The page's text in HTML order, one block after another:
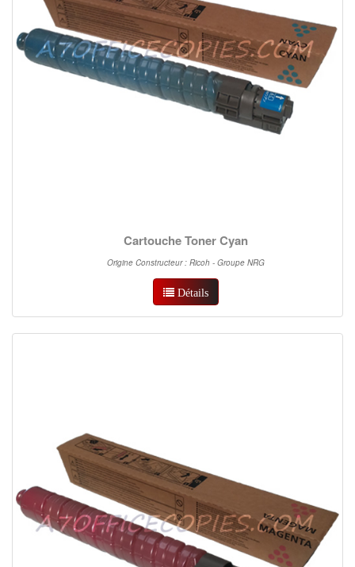
Cartouche Toner Cyan
Origine Constructeur : Ricoh - Groupe NRG
Détails